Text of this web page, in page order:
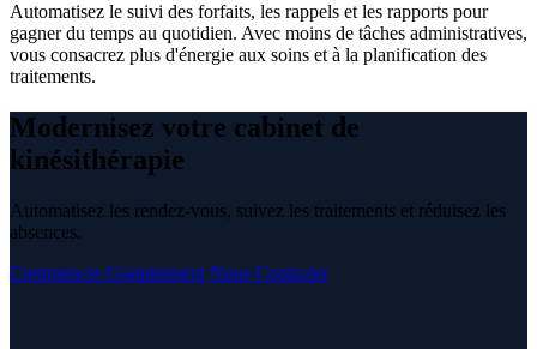
Automatisez le suivi des forfaits, les rappels et les rapports pour
gagner du temps au quotidien. Avec moins de tâches administratives,
vous consacrez plus d'énergie aux soins et à la planification des
traitements.
Modernisez votre cabinet de
kinésithérapie
Automatisez les rendez-vous, suivez les traitements et réduisez les
absences.
Commencer Gratuitement Nous Contacter